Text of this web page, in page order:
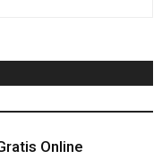
Online